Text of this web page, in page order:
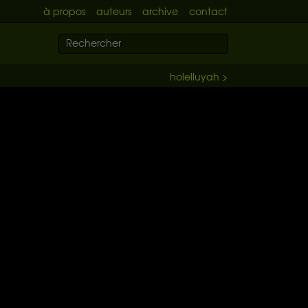
à propos auteurs archive contact
holelluyah >